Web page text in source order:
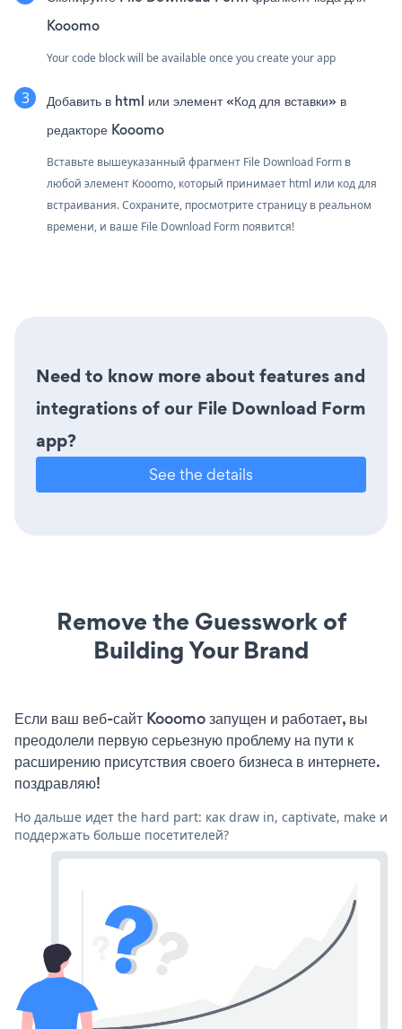
Kooomo
Your code block will be available once you create your app
Добавить в html или элемент «Код для вставки» в
редакторе Kooomo
Вставьте вышеуказанный фрагмент File Download Form в
любой элемент Kooomo, который принимает html или код для
встраивания. Сохраните, просмотрите страницу в реальном
времени, и ваше File Download Form появится!
Need to know more about features and
integrations of our File Download Form
app?
See the details
Remove the Guesswork of
Building Your Brand
Если ваш веб-сайт Kooomo запущен и работает, вы
преодолели первую серьезную проблему на пути к
расширению присутствия своего бизнеса в интернете.
поздравляю!
Но дальше идет the hard part: как draw in, captivate, make и
поддержать больше посетителей?